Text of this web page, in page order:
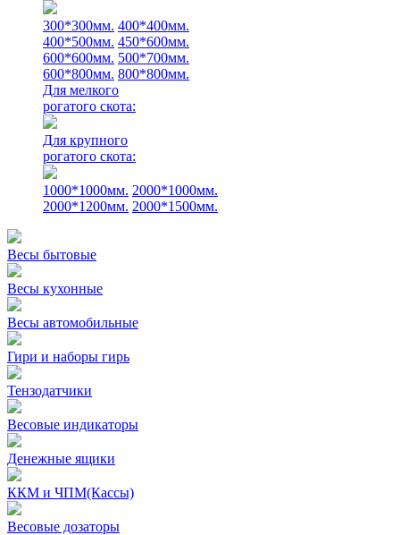
300*300мм. 400*400мм.
400*500мм. 450*600мм.
600*600мм. 500*700мм.
600*800мм. 800*800мм.
Для мелкого
рогатого скота:
Для крупного
рогатого скота:
1000*1000мм. 2000*1000мм.
2000*1200мм. 2000*1500мм.
Весы бытовые
Весы кухонные
Весы автомобильные
Гири и наборы гирь
Тензодатчики
Весовые индикаторы
Денежные ящики
ККМ и ЧПМ(Кассы)
Весовые дозаторы